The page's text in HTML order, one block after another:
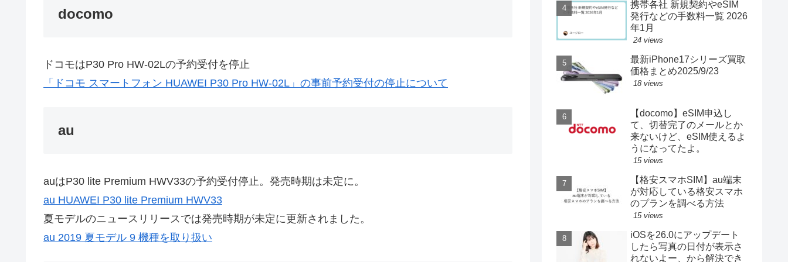
docomo
ドコモはP30 Pro HW-02Lの予約受付を停止
「ドコモ スマートフォン HUAWEI P30 Pro HW-02L」の事前予約受付の停止について
au
auはP30 lite Premium HWV33の予約受付停止。発売時期は未定に。
au HUAWEI P30 lite Premium HWV33
夏モデルのニュースリリースでは発売時期が未定に更新されました。
au 2019 夏モデル 9 機種を取り扱い
携帯各社 新規契約やeSIM
発行などの手数料一覧 2026
年1月
24 views
最新iPhone17シリーズ買取
価格まとめ2025/9/23
18 views
【docomo】eSIM申込し
て、切替完了のメールとか
来ないけど、eSIM使えるよ
うになってたよ。
15 views
【格安スマホSIM】au端末
が対応している格安スマホ
のプランを調べる方法
15 views
iOSを26.0にアップデート
したら写真の日付が表示さ
れないよー、から解決でき